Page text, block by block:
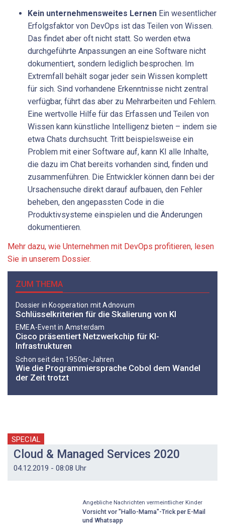
Kein unternehmensweites Lernen Ein wesentlicher
Erfolgsfaktor von DevOps ist das Teilen von Wissen.
Das findet aber oft nicht statt. So werden etwa
durchgeführte Anpassungen an eine Software nicht
dokumentiert, sondern lediglich besprochen. Im
Extremfall behält sogar jeder sein Wissen komplett
für sich. Sind vorhandene Erkenntnisse nicht zentral
verfügbar, führt das aber zu Mehrarbeiten und Fehlern.
Eine wertvolle Hilfe für das Erfassen und Teilen von
Wissen kann künstliche Intelligenz bieten – indem sie
etwa Chats durchsucht. Tritt beispielsweise ein
Problem mit einer Software auf, kann KI alle Inhalte,
die dazu im Chat bereits vorhanden sind, finden und
zusammenführen. Die Entwickler können dann bei der
Ursachensuche direkt darauf aufbauen, den Fehler
beheben, den angepassten Code in die
Produktivsysteme einspielen und die Änderungen
dokumentieren.
Mehr dazu, wie Unternehmen mit DevOps profitieren, lesen
Sie in unserem Dossier.
ZUM THEMA
Dossier in Kooperation mit Adnovum
Schlüssel­kriterien für die Skalierung von KI
EMEA-Event in Amsterdam
Cisco präsentiert Netzwerkchip für KI-
Infrastrukturen
Schon seit den 1950er-Jahren
Wie die Programmiersprache Cobol dem Wandel
der Zeit trotzt
SPECIAL
Cloud & Managed Services 2020
04.12.2019 - 08:08 Uhr
Angebliche Nachrichten vermeintlicher Kinder
Vorsicht vor "Hallo-Mama"-Trick per E-Mail
und Whatsapp